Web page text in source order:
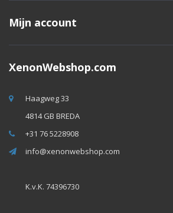
Mijn account
XenonWebshop.com
Haagweg 33
4814 GB BREDA
+31 76 5228908
info@xenonwebshop.com
K.v.K. 74396730